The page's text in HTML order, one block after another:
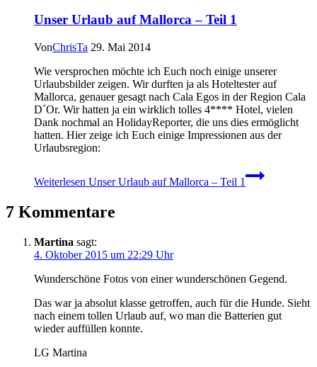
Unser Urlaub auf Mallorca – Teil 1
VonChrisTa 29. Mai 2014
Wie versprochen möchte ich Euch noch einige unserer
Urlaubsbilder zeigen. Wir durften ja als Hoteltester auf
Mallorca, genauer gesagt nach Cala Egos in der Region Cala
D´Or. Wir hatten ja ein wirklich tolles 4**** Hotel, vielen
Dank nochmal an HolidayReporter, die uns dies ermöglicht
hatten. Hier zeige ich Euch einige Impressionen aus der
Urlaubsregion:
Weiterlesen Unser Urlaub auf Mallorca – Teil 1
7 Kommentare
Martina sagt:
4. Oktober 2015 um 22:29 Uhr
Wunderschöne Fotos von einer wunderschönen Gegend.
Das war ja absolut klasse getroffen, auch für die Hunde. Sieht
nach einem tollen Urlaub auf, wo man die Batterien gut
wieder auffüllen konnte.
LG Martina